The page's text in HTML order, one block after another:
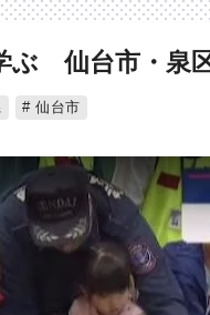
ぶ 仙台市・泉
仙台市